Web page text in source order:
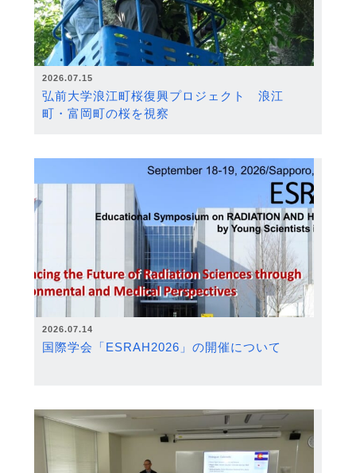
2026.07.15
弘前大学浪江町桜復興プロジェクト 浪江
町・富岡町の桜を視察
2026.07.14
国際学会「ESRAH2026」の開催について